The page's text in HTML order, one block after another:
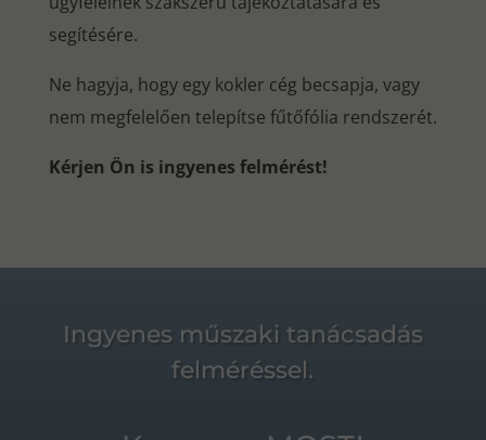
segítésére.
Ne hagyja, hogy egy kokler cég becsapja, vagy
nem megfelelően telepítse fűtőfólia rendszerét.
Kérjen Ön is ingyenes felmérést!
Ingyenes műszaki tanácsadás
felméréssel.